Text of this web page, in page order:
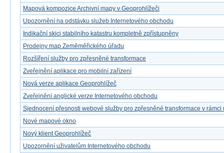
Mapová kompozice Archivní mapy v Geoprohlížeči
Upozornění na odstávku služeb Internetového obchodu
Indikační skici stabilního katastru kompletně zpřístupněny
Prodejny map Zeměměřického úřadu
Rozšíření služby pro zpřesněné transformace
Zveřejnění aplikace pro mobilní zařízení
Nová verze aplikace Geoprohlížeč
Zveřejnění anglické verze Internetového obchodu
Sjednocení přesnosti webové služby pro zpřesněné transformace v rámci
Nové mapové okno
Nový klient Geoprohlížeč
Upozornění uživatelům Internetového obchodu